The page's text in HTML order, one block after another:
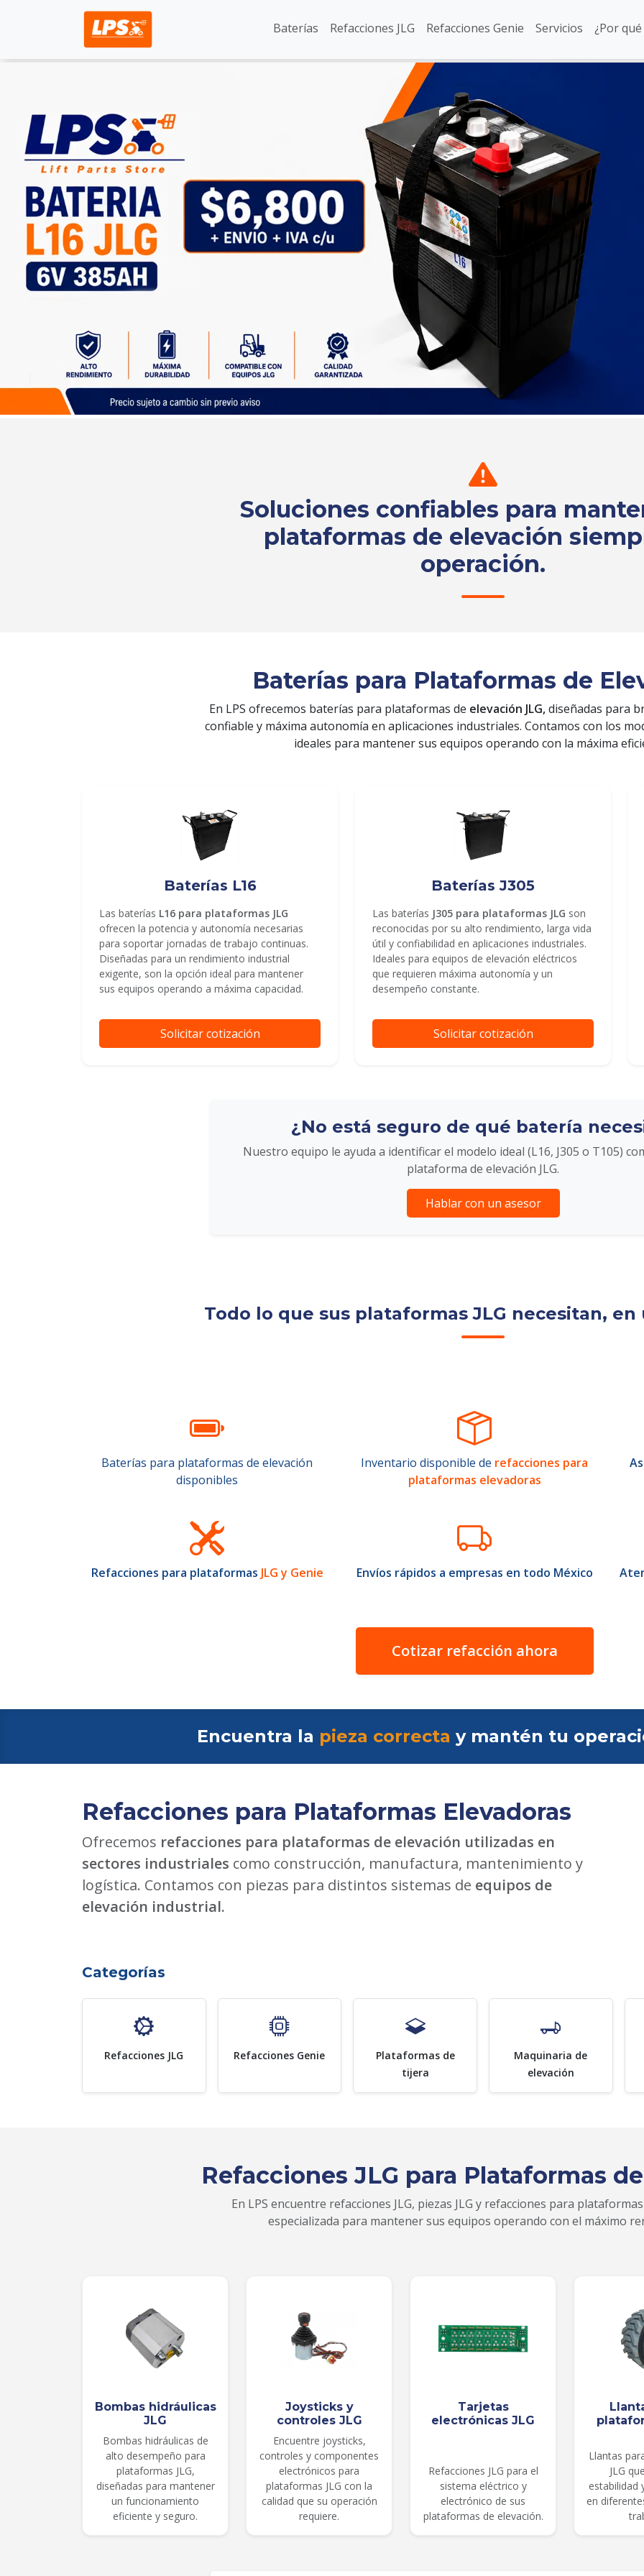
Baterías Refacciones JLG Refacciones Genie Servicios ¿Por
Soluciones confiables para
plataformas de elevación
operación.
Baterías para Plataformas de
En LPS ofrecemos baterías para plataformas de elevación JLG,diseñadas para
confiable y máxima autonomía en aplicaciones industriales. Contamos con los
ideales para mantener sus equipos operando con la máxima
Baterías L16
Las baterías L16 para plataformas JLG
ofrecen la potencia y autonomía necesarias
para soportar jornadas de trabajo continuas.
Diseñadas para un rendimiento industrial
exigente, son la opción ideal para mantener
sus equipos operando a máxima capacidad.
Solicitar cotización
Baterías J305
Las baterías J305 para plataformas JLG son
reconocidas por su alto rendimiento, larga vida
útil y confiabilidad en aplicaciones industriales.
Ideales para equipos de elevación eléctricos
que requieren máxima autonomía y un
desempeño constante.
Solicitar cotización
¿No está seguro de qué batería
Nuestro equipo le ayuda a identificar el modelo ideal (L16, J305 o T105)
plataforma de elevación JLG.
Hablar con un asesor
Todo lo que sus plataformas JLG necesitan,
Baterías para plataformas de elevación
disponibles
Inventario disponible de refacciones para
plataformas elevadoras
Refacciones para plataformas JLG y Genie Envíos rápidos a empresas en todo México
Cotizar refacción ahora
Encuentra la pieza correcta y mantén tu
Refacciones para Plataformas Elevadoras
Ofrecemos refacciones para plataformas de elevación utilizadas en
sectores industriales como construcción, manufactura, mantenimiento y
logística. Contamos con piezas para distintos sistemas de equipos de
elevación industrial.
Categorías
Refacciones JLG Refacciones Genie
Plataformas de
tijera
Maquinaria de
elevación
Refacciones JLG para Plataformas
En LPS encuentre refacciones JLG, piezas JLG y refacciones para
especializada para mantener sus equipos operando con el máximo
Bombas hidráulicas
JLG
Bombas hidráulicas de
alto desempeño para
plataformas JLG,
diseñadas para mantener
un funcionamiento
eficiente y seguro.
Joysticks y
controles JLG
Encuentre joysticks,
controles y componentes
electrónicos para
plataformas JLG con la
calidad que su operación
requiere.
Tarjetas
electrónicas JLG
Refacciones JLG para el
sistema eléctrico y
electrónico de sus
plataformas de elevación.
Llantas
JLG
estabilidad
en